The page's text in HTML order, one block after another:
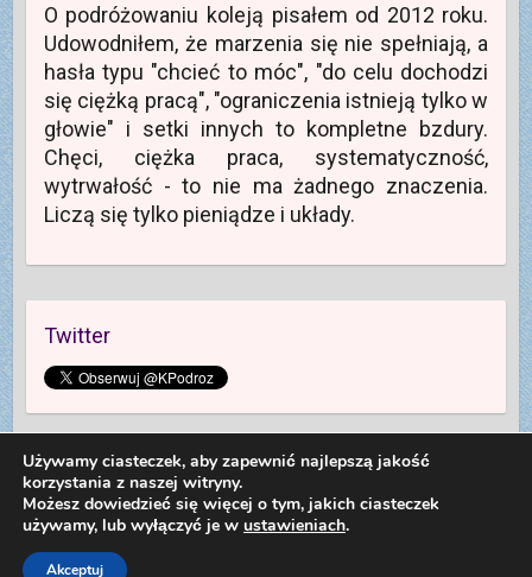
O podróżowaniu koleją pisałem od 2012 roku.
Udowodniłem, że marzenia się nie spełniają, a
hasła typu "chcieć to móc", "do celu dochodzi
się ciężką pracą", "ograniczenia istnieją tylko w
głowie" i setki innych to kompletne bzdury.
Chęci, ciężka praca, systematyczność,
wytrwałość - to nie ma żadnego znaczenia.
Liczą się tylko pieniądze i układy.
Twitter
Copyright © 2026Kolej na Podróż. Theme byColorlib
Używamy ciasteczek, aby zapewnić najlepszą jakość
korzystania z naszej witryny.
Możesz dowiedzieć się więcej o tym, jakich ciasteczek
używamy, lub wyłączyć je w ustawieniach.
Akceptuj